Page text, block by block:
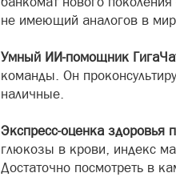
не имеющий аналогов в
Умный ИИ-помощник
команды. Он
наличные.
Экспресс-оценка здоровья
глюкозы в крови, индекс
Достаточно посмотреть в